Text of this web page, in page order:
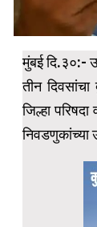
मुंबई दि.३०:-
तीन
जिल्हा
निवडणुकांच्या